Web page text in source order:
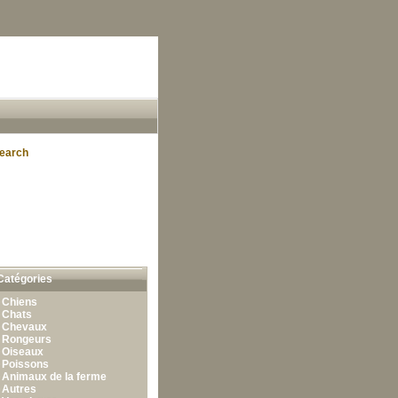
Chiens
Chats
Chevaux
Rongeurs
Oiseaux
Poissons
Animaux de la ferme
Autres